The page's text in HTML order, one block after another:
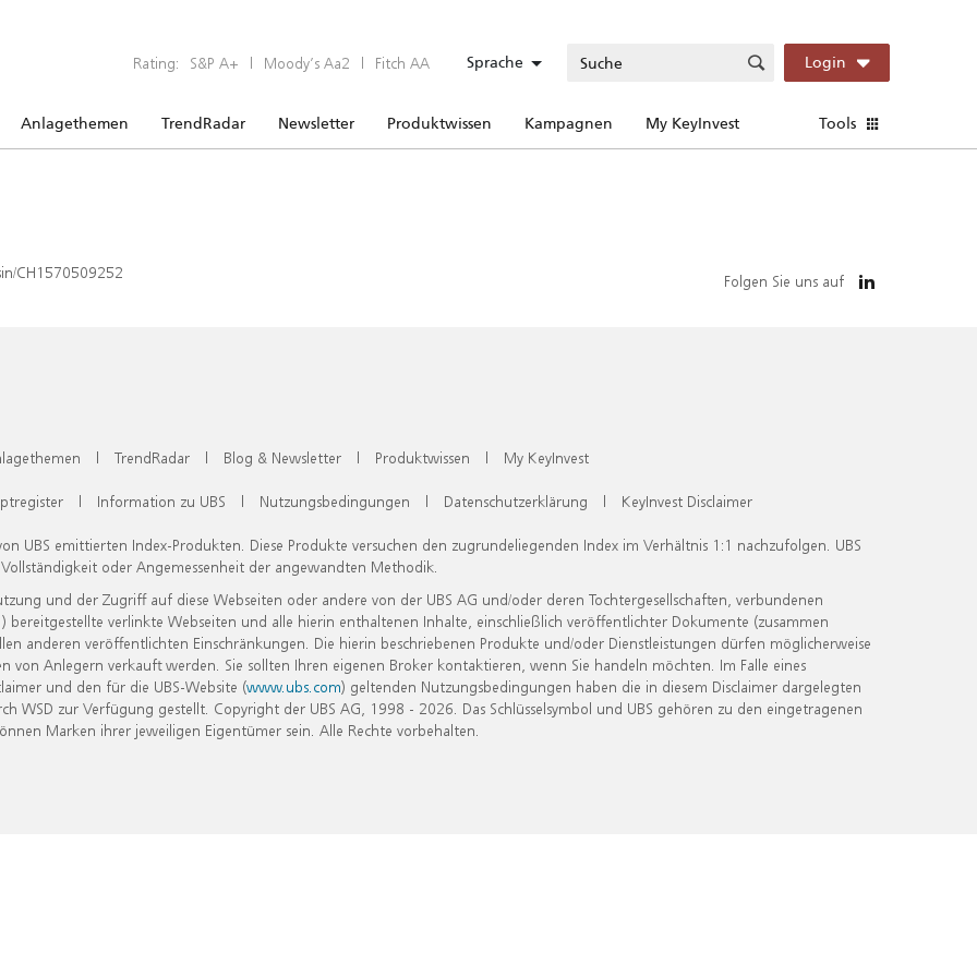
Rating: S&P A+ | Moody’s Aa2 | Fitch AA Sprache Login
Anlagethemen TrendRadar Newsletter Produktwissen Kampagnen My KeyInvest Tools
CH1570509252 Folgen Sie uns auf
| TrendRadar | Blog & Newsletter | Produktwissen | My KeyInvest
| Information zu UBS | Nutzungsbedingungen | Datenschutzerklärung | KeyInvest Disclaimer
UBS emittierten Index-Produkten. Diese Produkte versuchen den zugrundeliegenden Index im Verhältnis 1:1 nachzufolgen. UBS
oder Angemessenheit der angewandten Methodik.
und der Zugriff auf diese Webseiten oder andere von der UBS AG und/oder deren Tochtergesellschaften, verbundenen
verlinkte Webseiten und alle hierin enthaltenen Inhalte, einschließlich veröffentlichter Dokumente (zusammen
anderen veröffentlichten Einschränkungen. Die hierin beschriebenen Produkte und/oder Dienstleistungen dürfen möglicherweise
Anlegern verkauft werden. Sie sollten Ihren eigenen Broker kontaktieren, wenn Sie handeln möchten. Im Falle eines
und den für die UBS-Website (www.ubs.com) geltenden Nutzungsbedingungen haben die in diesem Disclaimer dargelegten
zur Verfügung gestellt. Copyright der UBS AG, 1998 - 2026. Das Schlüsselsymbol und UBS gehören zu den eingetragenen
Marken ihrer jeweiligen Eigentümer sein. Alle Rechte vorbehalten.